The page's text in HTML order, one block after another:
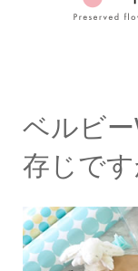
ベルビ
存じです